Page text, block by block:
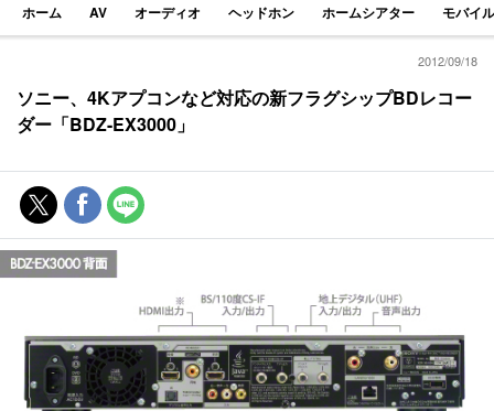
ホーム AV オーディオ ヘッドホン ホームシアター モバイ
2012/09/18
ソニー、4Kアプコンなど対応の新フラグシップBDレコー
ダー「BDZ-EX3000」